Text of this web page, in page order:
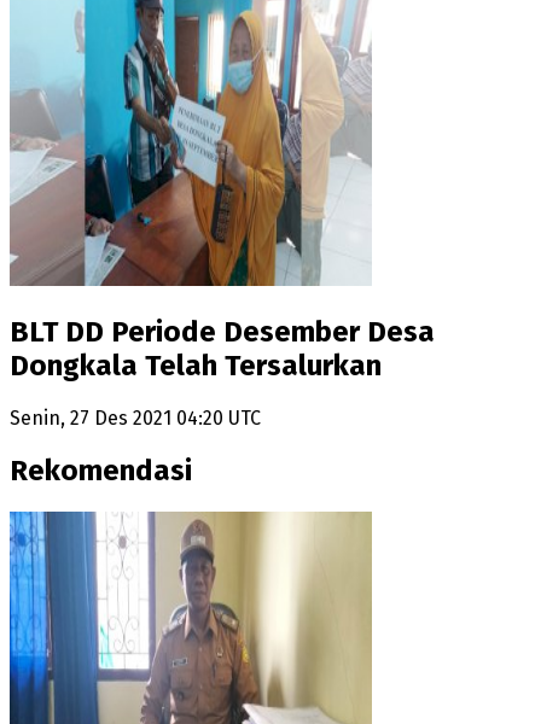
BLT DD Periode Desember Desa
Dongkala Telah Tersalurkan
Senin, 27 Des 2021 04:20 UTC
Rekomendasi